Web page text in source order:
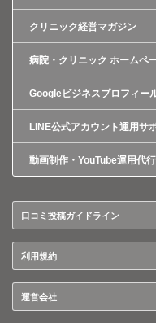
クリニック経営マガジン
病院・クリニック ホームペ
Googleビジネスプロフィー
LINE公式アカウント運用サ
動画制作・YouTube運用代
口コミ投稿ガイドライン
利用規約
運営会社